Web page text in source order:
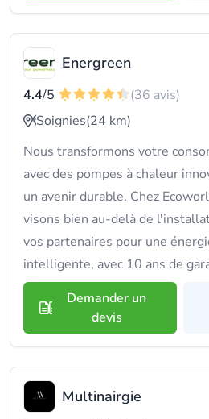
Energreen
4.4/5
(36 avis)
Soignies(24 km)
Nous transformons votre
avec des pompes à chaleur
un avenir durable. Chez
visons bien au-delà de
vos partenaires pour une
intelligente, avec 10 ans de
Demander un
devis
Multinairgie